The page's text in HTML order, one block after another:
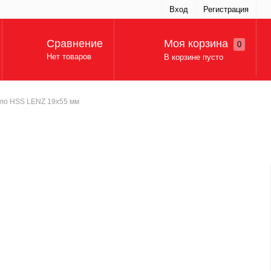
Вход Регистрация
Сравнение
Нет товаров
Моя корзина
0
В корзине пусто
HSS LENZ 19x55 мм